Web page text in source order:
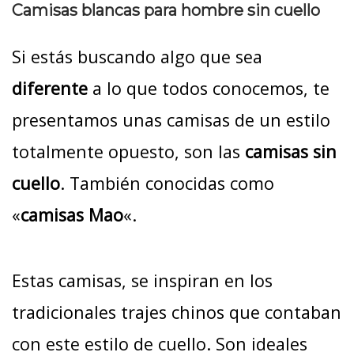
Camisas blancas para hombre sin cuello
Si estás buscando algo que sea
diferente a lo que todos conocemos, te
presentamos unas camisas de un estilo
totalmente opuesto, son las camisas sin
cuello. También conocidas como
«camisas Mao«.
Estas camisas, se inspiran en los
tradicionales trajes chinos que contaban
con este estilo de cuello. Son ideales